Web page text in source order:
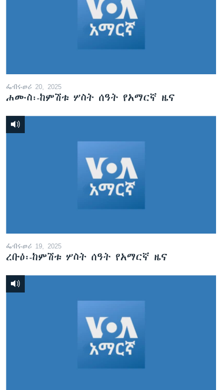
ፌብሩወሪ 20, 2025
ሐሙስ፡-ከምሽቱ ሦስት ሰዓት የአማርኛ ዜና
ፌብሩወሪ 19, 2025
ረቡዕ፡-ከምሽቱ ሦስት ሰዓት የአማርኛ ዜና